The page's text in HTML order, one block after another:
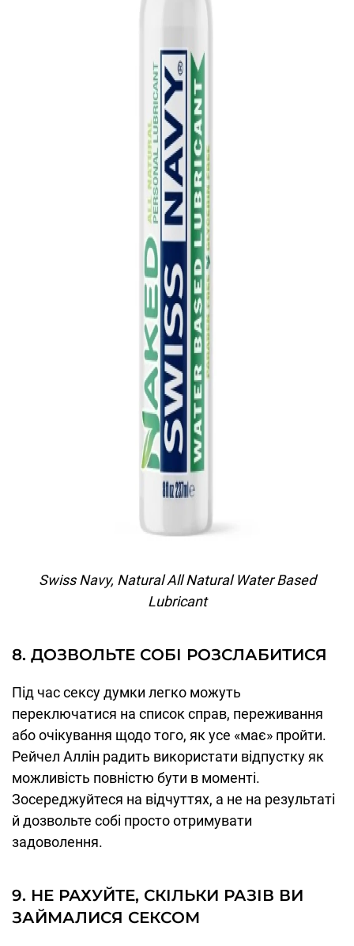
Swiss Navy, Natural All Natural Water Based
Lubricant
8. ДОЗВОЛЬТЕ СОБІ РОЗСЛАБИТИСЯ
Під час сексу думки легко можуть
переключатися на список справ, переживання
або очікування щодо того, як усе «має» пройти.
Рейчел Аллін радить використати відпустку як
можливість повністю бути в моменті.
Зосереджуйтеся на відчуттях, а не на результаті
й дозвольте собі просто отримувати
задоволення.
9. НЕ РАХУЙТЕ, СКІЛЬКИ РАЗІВ ВИ
ЗАЙМАЛИСЯ СЕКСОМ